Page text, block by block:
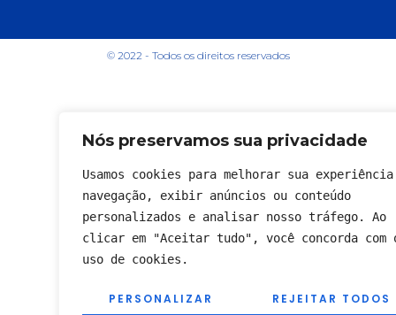
Nós preservamos sua privacidade
Usamos cookies para melhorar sua
navegação, exibir anúncios ou conteúdo
personalizados e analisar nosso tráfego. Ao
clicar em "Aceitar tudo", você concorda com
uso de cookies.
PERSONALIZAR REJEITAR TODOS
© 2022 - Todos os direitos reservados